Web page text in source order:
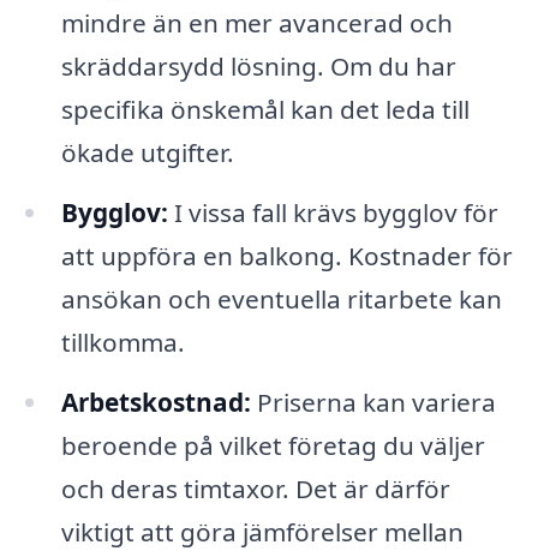
mindre än en mer avancerad och
skräddarsydd lösning. Om du har
specifika önskemål kan det leda till
ökade utgifter.
Bygglov: I vissa fall krävs bygglov för
att uppföra en balkong. Kostnader för
ansökan och eventuella ritarbete kan
tillkomma.
Arbetskostnad: Priserna kan variera
beroende på vilket företag du väljer
och deras timtaxor. Det är därför
viktigt att göra jämförelser mellan